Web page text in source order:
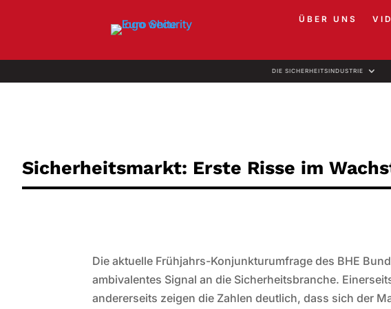
ÜBER UNS
DIE SICHERHEITSINDUSTRIE
Sicherheitsmarkt: Erste Risse im
Die aktuelle Frühjahrs-Konjunkturumfrage des BHE
ambivalentes Signal an die Sicherheitsbranche.
andererseits zeigen die Zahlen deutlich, dass sich der